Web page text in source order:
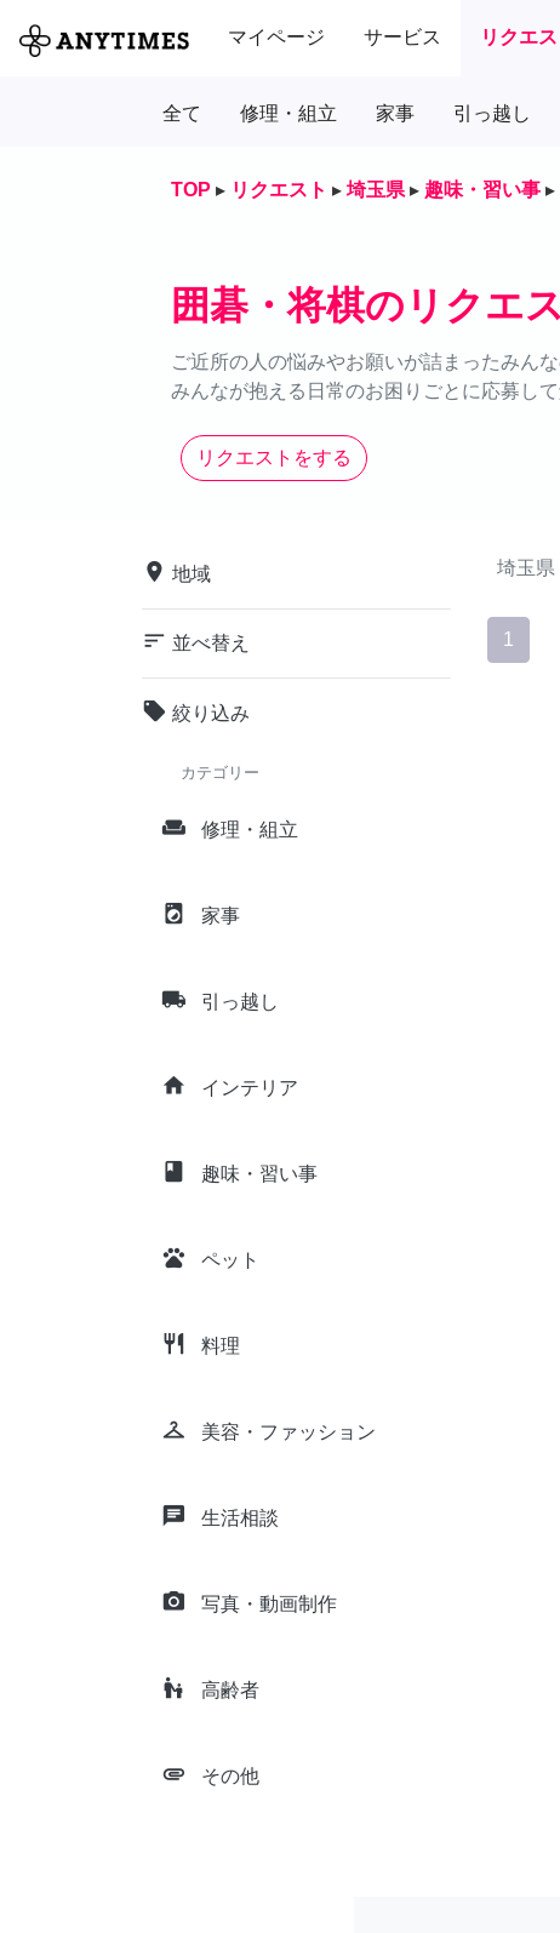
マイページ サービス リクエス
全て 修理・組立 家事 引っ越し
TOP ▸ リクエスト ▸ 埼玉県 ▸ 趣味・習い事 ▸
囲碁・将棋のリクエ
ご近所の人の悩みやお願いが詰まったみん
みんなが抱える日常のお困りごとに応募し
リクエストをする
place 地域
sort 並べ替え
local_offer 絞り込み
カテゴリー
weekend 修理・組立
local_laundry_service 家事
local_shipping 引っ越し
home インテリア
class 趣味・習い事
pets ペット
restaurant 料理
checkroom 美容・ファッション
chat 生活相談
camera_alt 写真・動画制作
escalator_warning 高齢者
attachment その他
埼玉県
1